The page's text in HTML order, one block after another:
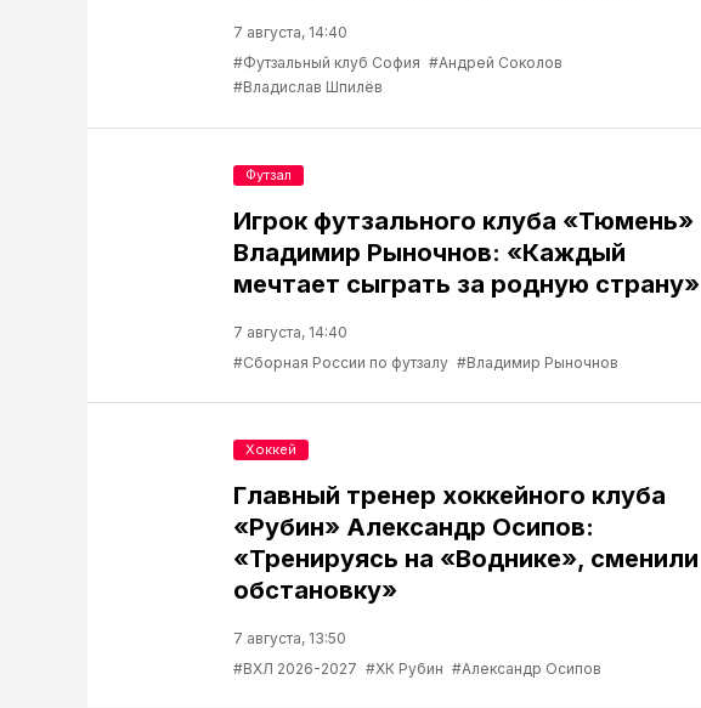
7 августа, 14:40
#Футзальный клуб София #Андрей Соколов
#Владислав Шпилёв
Игрок футзального клуба «Тюмень»
Владимир Рыночнов: «Каждый
мечтает сыграть за родную страну»
7 августа, 14:40
#Сборная России по футзалу #Владимир Рыночнов
Футзал
Главный тренер хоккейного клуба
«Рубин» Александр Осипов:
«Тренируясь на «Воднике», сменили
обстановку»
7 августа, 13:50
#ВХЛ 2026-2027 #ХК Рубин #Александр Осипов
Хоккей